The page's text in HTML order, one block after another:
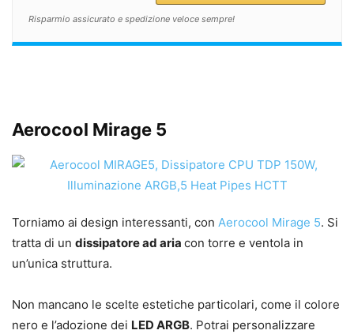
Risparmio assicurato e spedizione veloce sempre!
Aerocool Mirage 5
Torniamo ai design interessanti, con Aerocool Mirage 5. Si
tratta di un dissipatore ad aria con torre e ventola in
un’unica struttura.
Non mancano le scelte estetiche particolari, come il colore
nero e l’adozione dei LED ARGB. Potrai personalizzare